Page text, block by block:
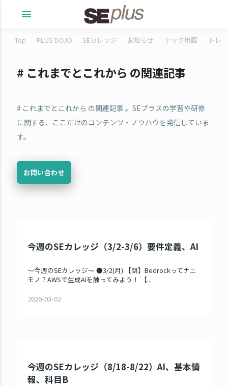
menu
Top PLUS DOJO SEカレッジ お知らせ テック用語 トレ
# これまでとこれから の関連記事
# これまでとこれから の関連記事 。SEプラスの学習や研修
に関する、ここだけのコンテンツ・ノウハウを発信していま
す。
お問い合わせ
今週のSEカレッジ（3/2-3/6）要件定義、AI
～今週のSEカレッジ～ ●3/2(月) 【朝】Bedrockってナニ
モノ？AWSで生成AIを触ってみよう！ 【...
2026-03-02
今週のSEカレッジ（8/18-8/22）AI、基本情
報、科目B